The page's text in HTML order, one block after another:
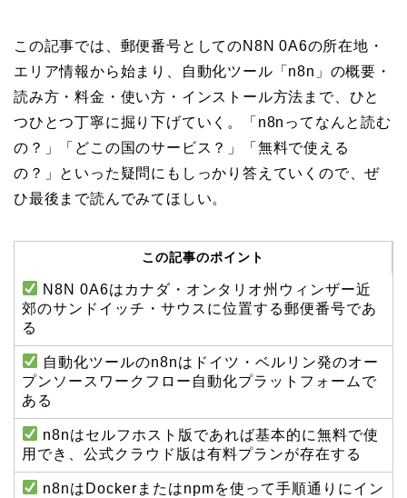
この記事では、郵便番号としてのN8N 0A6の所在地・
エリア情報から始まり、自動化ツール「n8n」の概要・
読み方・料金・使い方・インストール方法まで、ひと
つひとつ丁寧に掘り下げていく。「n8nってなんと読む
の？」「どこの国のサービス？」「無料で使える
の？」といった疑問にもしっかり答えていくので、ぜ
ひ最後まで読んでみてほしい。
この記事のポイント
N8N 0A6はカナダ・オンタリオ州ウィンザー近
郊のサンドイッチ・サウスに位置する郵便番号であ
る
自動化ツールのn8nはドイツ・ベルリン発のオー
プンソースワークフロー自動化プラットフォームで
ある
n8nはセルフホスト版であれば基本的に無料で使
用でき、公式クラウド版は有料プランが存在する
n8nはDockerまたはnpmを使って手順通りにイン